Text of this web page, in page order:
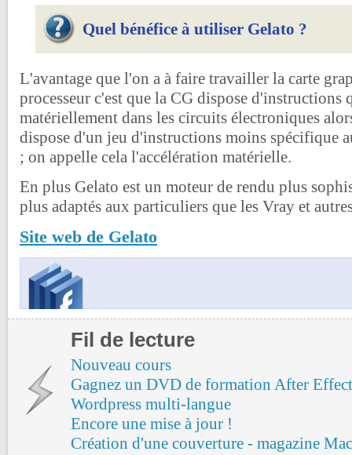
Quel bénéfice à utiliser Gelato ?
L'avantage que l'on a à faire travailler la carte
processeur c'est que la CG dispose d'instructions
matériellement dans les circuits électroniques
dispose d'un jeu d'instructions moins spécifique
; on appelle cela l'accélération matérielle.
En plus Gelato est un moteur de rendu plus
plus adaptés aux particuliers que les Vray et
Site web de Gelato
Fil de lecture
Nouveau cours
Gagnez un DVD de formation After
Wordpress multi-langue
Encore une mise à jour !
Création d'une couverture - magazine